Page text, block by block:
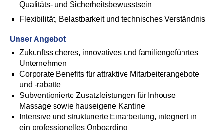
Qualitäts- und Sicherheitsbewusstsein
Flexibilität, Belastbarkeit und technisches Verständnis
Unser Angebot
Zukunftssicheres, innovatives und familiengeführtes
Unternehmen
Corporate Benefits für attraktive Mitarbeiterangebote
und -rabatte
Subventionierte Zusatzleistungen für Inhouse
Massage sowie hauseigene Kantine
Intensive und strukturierte Einarbeitung, integriert in
ein professionelles Onboarding